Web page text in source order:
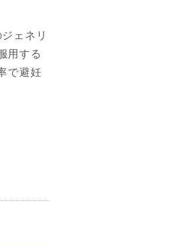
ェネリ
用する
で避妊